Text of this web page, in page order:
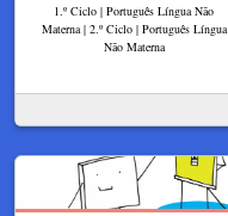
1.º Ciclo | Português Língua Não
Materna | 2.º Ciclo | Português Língua
Não Materna